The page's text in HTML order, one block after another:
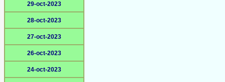
29-oct-2023
28-oct-2023
27-oct-2023
26-oct-2023
24-oct-2023